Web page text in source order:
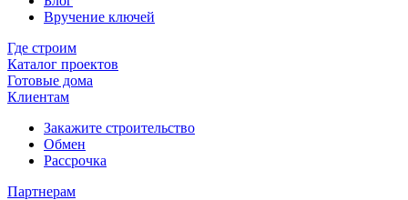
Вручение ключей
Где строим
Каталог проектов
Готовые дома
Клиентам
Закажите строительство
Обмен
Рассрочка
Партнерам